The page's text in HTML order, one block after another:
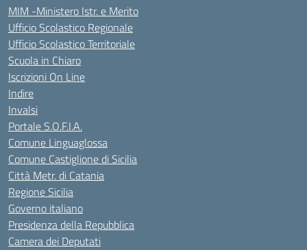
MIM -Ministero Istr. e Merito
Ufficio Scolastico Regionale
Ufficio Scolastico Territoriale
Scuola in Chiaro
Iscrizioni On Line
Indire
Invalsi
Portale S.O.F.I.A.
Comune Linguaglossa
Comune Castiglione di Sicilia
Città Metr. di Catania
Regione Sicilia
Governo italiano
Presidenza della Repubblica
Camera dei Deputati